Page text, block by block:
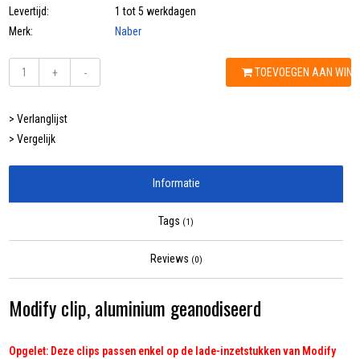
Levertijd:
1 tot 5 werkdagen
Merk:
Naber
+ - TOEVOEGEN AAN
> Verlanglijst
> Vergelijk
Informatie
Tags (1)
Reviews (0)
Modify clip, aluminium geanodiseerd
Opgelet: Deze clips passen enkel op de lade-inzetstukken van Modify